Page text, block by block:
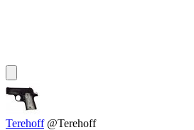
Terehoff @Terehoff